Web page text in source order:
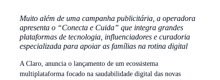
Muito além de uma campanha publicitária, a operadora
apresenta o “Conecta e Cuida” que integra grandes
plataformas de tecnologia, influenciadores e curadoria
especializada para apoiar as famílias na rotina digital
A Claro, anuncia o lançamento de um ecossistema
multiplataforma focado na saudabilidade digital das novas